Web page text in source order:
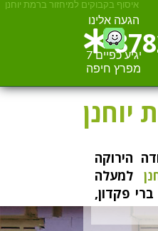
איסוף בקבוקים למיחזור ברמת יוחנן
הגעה אלינו
יגיע כפיים 7
מפרץ חיפה
יוחנן
הירוקה
למעלה
פקדון,